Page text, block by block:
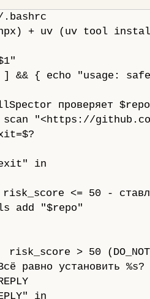
+ uv (uv tool
&& { echo "usage:
проверяет
"<https://
in
risk_score <= 50 -
add "$repo"
risk_score > 50
равно установить %s?
in